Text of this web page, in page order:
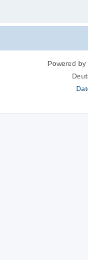
Powered by